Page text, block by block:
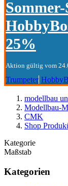
25%
Aktion gültig vom
Trumpeter
modellbau
Modellbau-
CMK
Shop
Kategorie
Maßstab
Kategorien